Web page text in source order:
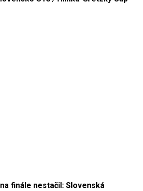
finále nestačil: Slovenská